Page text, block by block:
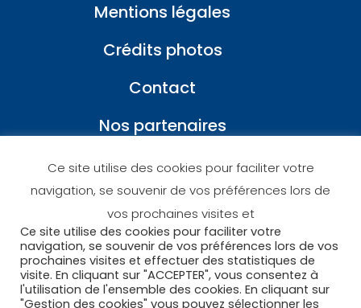
Mentions légales
Crédits photos
Contact
Nos partenaires
Ce site utilise des cookies pour faciliter votre
navigation, se souvenir de vos préférences lors de
vos prochaines visites et
Ce site utilise des cookies pour faciliter votre
navigation, se souvenir de vos préférences lors de vos
prochaines visites et effectuer des statistiques de
visite. En cliquant sur "ACCEPTER", vous consentez à
l'utilisation de l'ensemble des cookies. En cliquant sur
"Gestion des cookies" vous pouvez sélectionner les